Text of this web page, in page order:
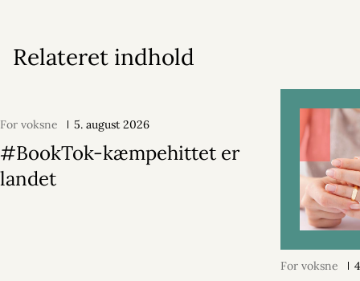
Relateret indhold
For voksne 5. august 2026
#BookTok-kæmpehittet er
landet
For voksne